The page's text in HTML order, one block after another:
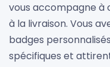
vous accompagne à
à la livraison. Vous
badges
spécifiques et